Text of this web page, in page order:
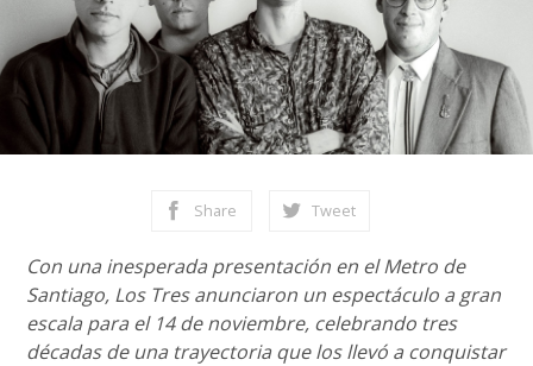
Share Tweet
Con una inesperada presentación en el Metro de
Santiago, Los Tres anunciaron un espectáculo a gran
escala para el 14 de noviembre, celebrando tres
décadas de una trayectoria que los llevó a conquistar